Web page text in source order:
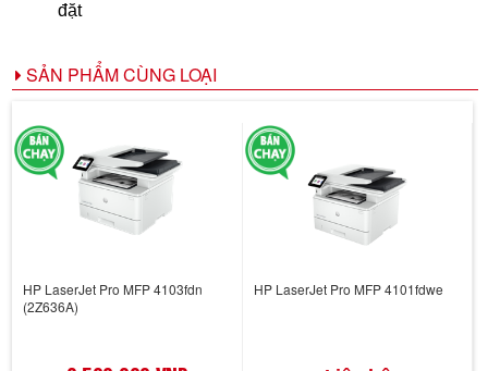
đặt
SẢN PHẨM CÙNG LOẠI
HP LaserJet Pro MFP 4103fdn
(2Z636A)
HP LaserJet Pro MFP 4101fdwe